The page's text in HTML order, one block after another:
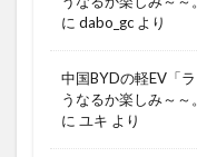
に dabo_gc より
中国BYDの軽EV「
うなるか楽しみ～～。
に ユキ より